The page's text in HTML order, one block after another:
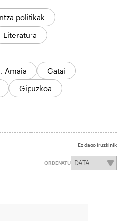
politikak
Literatura
Amaia
Gatai
Gipuzkoa
Ez dago iruzkinik
ORDENATU